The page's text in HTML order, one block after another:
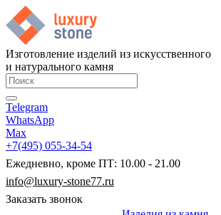
Изготовление изделий из искусственного
и натурального камня
Telegram
WhatsApp
Max
+7(495) 055-34-54
Ежедневно, кроме ПТ: 10.00 - 21.00
info@luxury-stone77.ru
Заказать звонок